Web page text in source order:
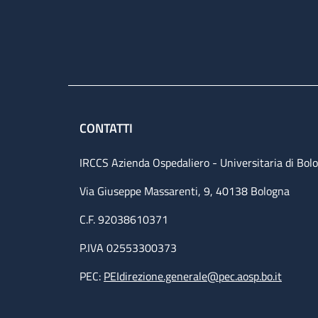
CONTATTI
IRCCS Azienda Ospedaliero - Universitaria di
Via Giuseppe Massarenti, 9, 40138 Bologna
C.F. 92038610371
P.IVA 02553300373
PEC: PEIdirezione.generale@pec.aosp.bo.it